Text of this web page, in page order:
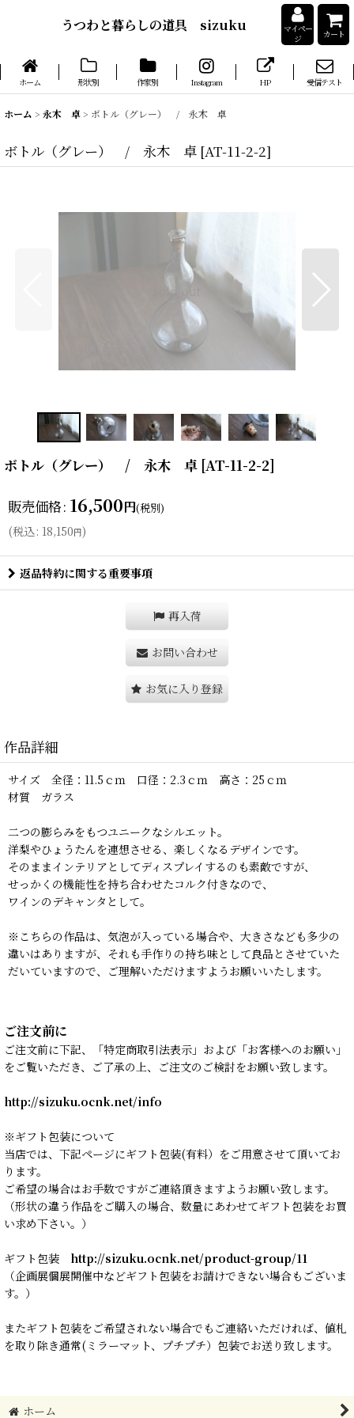
うつわと暮らしの道具 sizuku
マイペー
ジ
カート
ホーム 形状別 作家別 Instagram HP 受信テスト
ホーム > 永木 卓> ボトル（グレー） / 永木 卓
ボトル（グレー） / 永木 卓 [AT-11-2-2]
ボトル（グレー） / 永木 卓 [AT-11-2-2]
販売価格: 16,500円(税別)
(税込: 18,150円)
返品特約に関する重要事項
再入荷
お問い合わせ
お気に入り登録
作品詳細
サイズ 全径：11.5ｃｍ 口径：2.3ｃｍ 高さ：25ｃｍ
材質 ガラス
二つの膨らみをもつユニークなシルエット。
洋梨やひょうたんを連想させる、楽しくなるデザインです。
そのままインテリアとしてディスプレイするのも素敵ですが、
せっかくの機能性を持ち合わせたコルク付きなので、
ワインのデキャンタとして。
※こちらの作品は、気泡が入っている場合や、大きさなども多少の
違いはありますが、それも手作りの持ち味として良品とさせていた
だいていますので、ご理解いただけますようお願いいたします。
ご注文前に
ご注文前に下記、「特定商取引法表示」および「お客様へのお願い」
をご覧いただき、ご了承の上、ご注文のご検討をお願い致します。
http://sizuku.ocnk.net/info
※ギフト包装について
当店では、下記ページにギフト包装(有料）をご用意させて頂いてお
ります。
ご希望の場合はお手数ですがご連絡頂きますようお願い致します。
（形状の違う作品をご購入の場合、数量にあわせてギフト包装をお買
い求め下さい。）
ギフト包装 http://sizuku.ocnk.net/product-group/11
（企画展個展開催中などギフト包装をお請けできない場合もございま
す。）
またギフト包装をご希望されない場合でもご連絡いただければ、値札
を取り除き通常(ミラーマット、プチプチ）包装でお送り致します。
ホーム